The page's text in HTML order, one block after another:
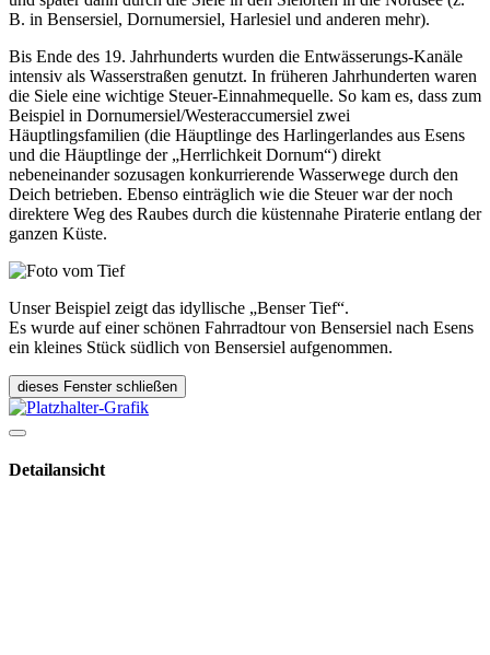
B. in Bensersiel, Dornumersiel, Harlesiel und anderen mehr).
Bis Ende des 19. Jahrhunderts wurden die Entwässerungs-Kanäle
intensiv als Wasserstraßen genutzt. In früheren Jahrhunderten waren
die Siele eine wichtige Steuer-Einnahmequelle. So kam es, dass zum
Beispiel in Dornumersiel/Westeraccumersiel zwei
Häuptlingsfamilien (die Häuptlinge des Harlingerlandes aus Esens
und die Häuptlinge der „Herrlichkeit Dornum“) direkt
nebeneinander sozusagen konkurrierende Wasserwege durch den
Deich betrieben. Ebenso einträglich wie die Steuer war der noch
direktere Weg des Raubes durch die küstennahe Piraterie entlang der
ganzen Küste.
Unser Beispiel zeigt das idyllische „Benser Tief“.
Es wurde auf einer schönen Fahrradtour von Bensersiel nach Esens
ein kleines Stück südlich von Bensersiel aufgenommen.
dieses Fenster schließen
Detailansicht